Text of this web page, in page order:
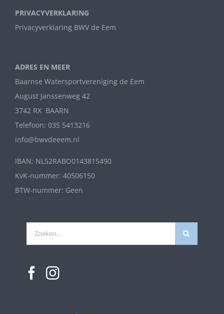
PRIVACYVERKLARING
Privacyverklaring BWV de Eem
ADRES EN MEER
Baarnse Watersportvereniging de Eem
August Janssenweg 42
3742 RX BAARN
Telefoon: 035 5413216
info@bwvdeeem.nl
IBAN: NL52RABO0143815490
KvK-nummer: 40506150
BTW-nummer: Geen
Zoeken
naar: